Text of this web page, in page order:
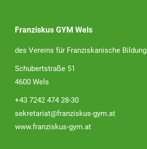
Franziskus GYM Wels
des Vereins für Franziskanische Bildung
Schubertstraße 51
4600 Wels
+43 7242 474 28-30
sekretariat@franziskus-gym.at
www.franziskus-gym.at